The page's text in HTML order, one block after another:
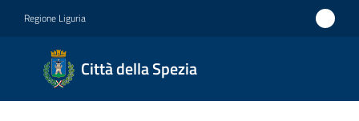
Regione Liguria
Città della Spezia
Città
della